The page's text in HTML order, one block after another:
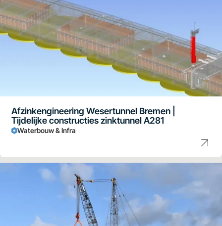
Afzinkengineering Wesertunnel Bremen |
Tijdelijke constructies zinktunnel A281
Waterbouw & Infra